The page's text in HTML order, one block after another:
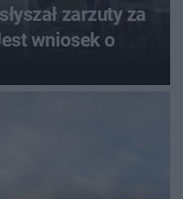
zarzuty za
wniosek o